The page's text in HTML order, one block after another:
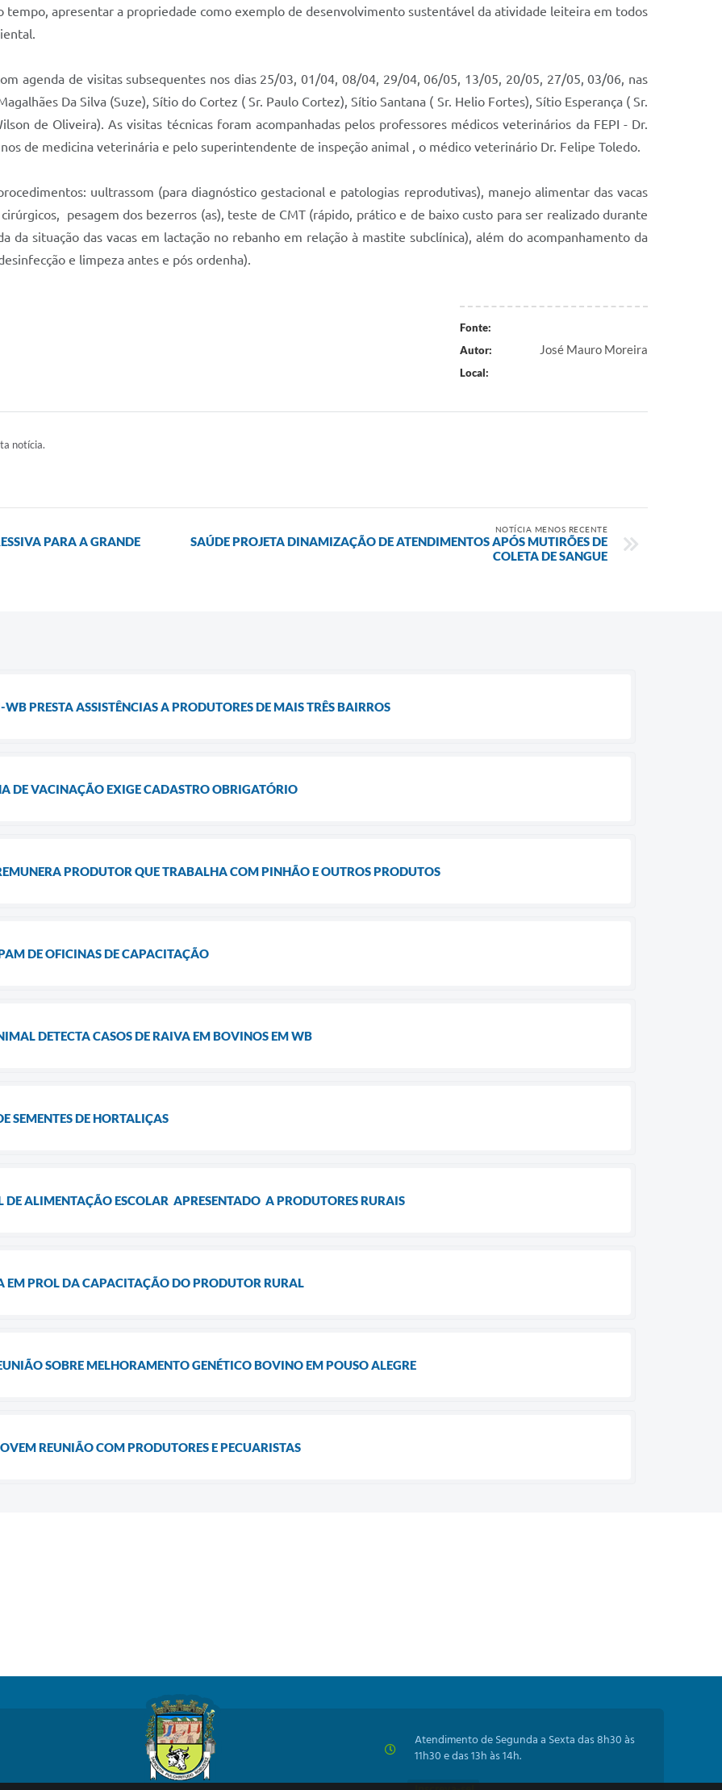
tempo, apresentar a propriedade como exemplo de desenvolvimento sustentável da atividade leiteira em todos
agenda de visitas subsequentes nos dias 25/03, 01/04, 08/04, 29/04, 06/05, 13/05, 20/05, 27/05, 03/06, nas
Da Silva (Suze), Sítio do Cortez ( Sr. Paulo Cortez), Sítio Santana ( Sr. Helio Fortes), Sítio Esperança ( Sr.
de Oliveira). As visitas técnicas foram acompanhadas pelos professores médicos veterinários da FEPI - Dr.
de medicina veterinária e pelo superintendente de inspeção animal , o médico veterinário Dr. Felipe Toledo.
uultrassom (para diagnóstico gestacional e patologias reprodutivas), manejo alimentar das vacas
pesagem dos bezerros (as), teste de CMT (rápido, prático e de baixo custo para ser realizado durante
da situação das vacas em lactação no rebanho em relação à mastite subclínica), além do acompanhamento da
e limpeza antes e pós ordenha).
Fonte:
Autor:
José Mauro Moreira
Local:
notícia.
PARA A GRANDE
NOTÍCIA MENOS RECENTE
SAÚDE PROJETA DINAMIZAÇÃO DE ATENDIMENTOS APÓS MUTIRÕES DE
COLETA DE SANGUE
PRESTA ASSISTÊNCIAS A PRODUTORES DE MAIS TRÊS BAIRROS
DE VACINAÇÃO EXIGE CADASTRO OBRIGATÓRIO
PRODUTOR QUE TRABALHA COM PINHÃO E OUTROS PRODUTOS
DE OFICINAS DE CAPACITAÇÃO
DETECTA CASOS DE RAIVA EM BOVINOS EM WB
SEMENTES DE HORTALIÇAS
ALIMENTAÇÃO ESCOLAR APRESENTADO A PRODUTORES RURAIS
EM PROL DA CAPACITAÇÃO DO PRODUTOR RURAL
SOBRE MELHORAMENTO GENÉTICO BOVINO EM POUSO ALEGRE
REUNIÃO COM PRODUTORES E PECUARISTAS
Atendimento de Segunda a Sexta das 8h30 às
11h30 e das 13h às 14h.